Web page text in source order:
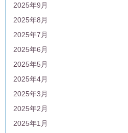
2025年9月
2025年8月
2025年7月
2025年6月
2025年5月
2025年4月
2025年3月
2025年2月
2025年1月